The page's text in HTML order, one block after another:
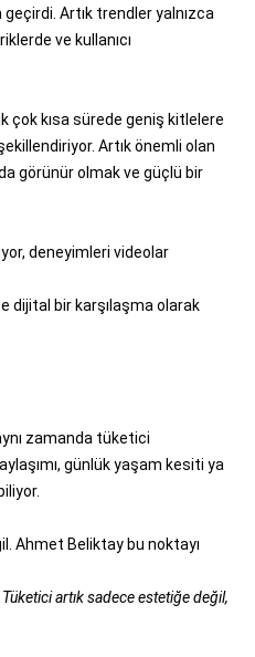
Artık trendler yalnızca
ve kullanıcı
çok kısa sürede geniş kitlelere
Artık önemli olan
görünür olmak ve güçlü bir
deneyimleri videolar
dijital bir karşılaşma olarak
zamanda tüketici
günlük yaşam kesiti ya
Ahmet Beliktay bu noktayı
artık sadece estetiğe değil,